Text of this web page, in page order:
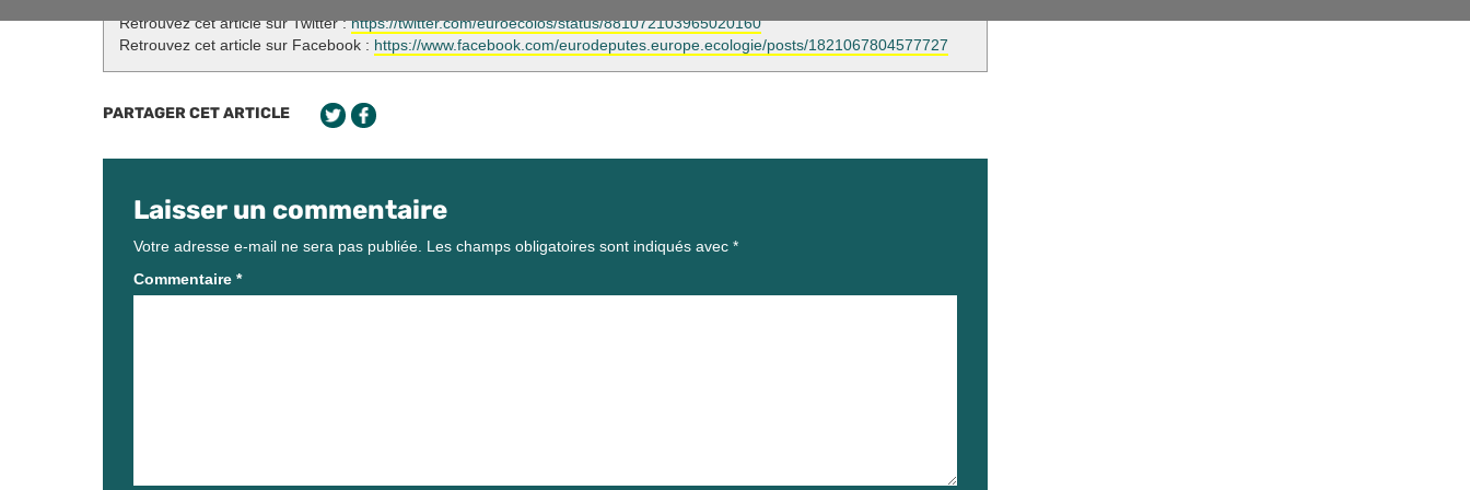
Retrouvez cet article sur Twitter :https://twitter.com/euroecolos/status/881072103965020160
Retrouvez cet article sur Facebook : https://www.facebook.com/eurodeputes.europe.ecologie/posts/1821067804577727
PARTAGER CET ARTICLE
Laisser un commentaire
Votre adresse e-mail ne sera pas publiée. Les champs obligatoires sont indiqués avec *
Commentaire *